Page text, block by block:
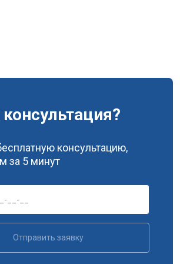
консультацию,
за 5 минут
Отправить заявку